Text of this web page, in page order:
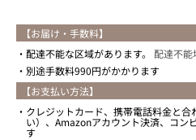
【お届け・手数料】
配達不能な区域があります。 配達不能
別途手数料990円がかかります
【お支払い方法】
クレジットカード、携帯電話料金と
い）、Amazonアカウント決済、コ
す